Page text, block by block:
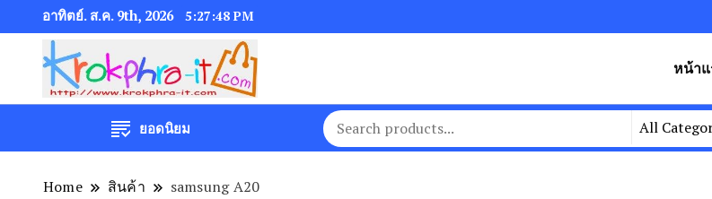
อาทิตย์. ส.ค. 9th, 2026 5:27:48 PM
หน้า
ยอดนิยม
Home สินค้า samsung A20